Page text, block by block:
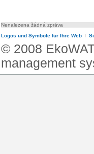
Nenalezena žádná zpráva
Logos und Symbole für Ihre Web
© 2008
management